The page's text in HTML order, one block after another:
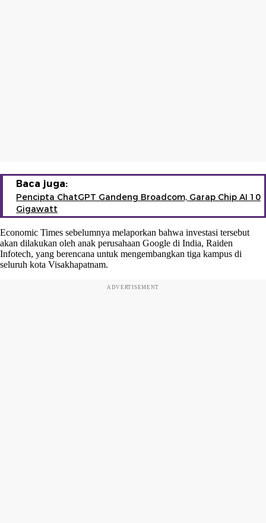
Baca juga:
Pencipta ChatGPT Gandeng Broadcom, Garap Chip AI 10
Gigawatt
Economic Times sebelumnya melaporkan bahwa investasi tersebut
akan dilakukan oleh anak perusahaan Google di India, Raiden
Infotech, yang berencana untuk mengembangkan tiga kampus di
seluruh kota Visakhapatnam.
ADVERTISEMENT